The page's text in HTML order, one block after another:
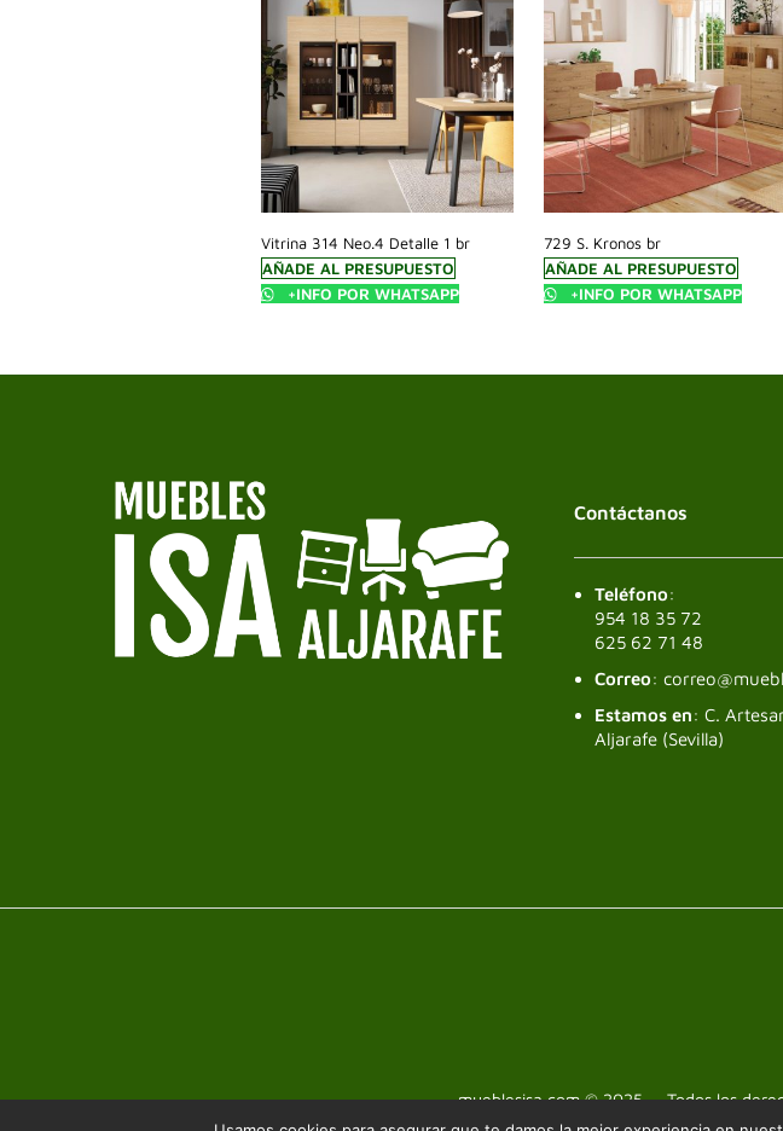
Vitrina 314 Neo.4 Detalle 1 br
AÑADE AL PRESUPUESTO
+INFO POR WHATSAPP
729 S. Kronos br
AÑADE AL PRESUPUESTO
+INFO POR WHATSAPP
Contáctanos
Teléfono:
954 18 35 72
625 62 71 48
Correo:
Estamos en: C.
Aljarafe (Sevilla)
mueblesisa.com © 2025 — Todos los